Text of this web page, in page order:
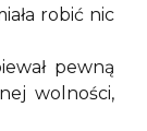
robić nic
pewną
wolności,